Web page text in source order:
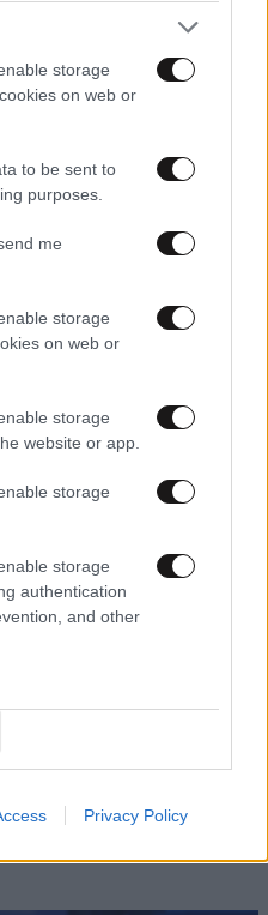
storage
on web or
to be sent to
purposes.
me
storage
on web or
storage
website or app.
storage
storage
authentication
and other
Privacy Policy
πανικός τη σκότωσε»
να σώσει τη φίλη